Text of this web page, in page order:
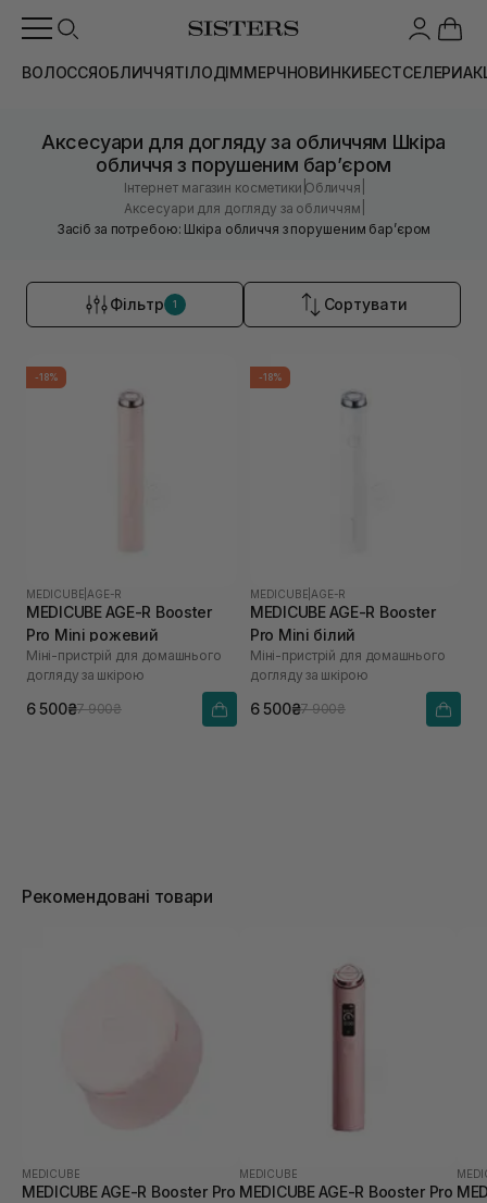
ВОЛОССЯОБЛИЧЧЯТІЛОДІММЕРЧНОВИНКИБЕСТСЕЛЕРИ
Аксесуари для догляду за обличчям Шкіра
обличчя з порушеним барʼєром
Інтернет магазин косметики |Обличчя
Аксесуари для догляду за обличчям
Засіб за потребою: Шкіра обличчя з порушеним барʼєром
Фільтр 1 Сортувати
-18%
MEDICUBE AGE-R
MEDICUBE AGE-R Booster
Pro Mini рожевий
Міні-пристрій для домашнього
догляду за шкірою
6 500₴7 900₴
-18%
MEDICUBE AGE-R
MEDICUBE AGE-R Booster
Pro Mini білий
Міні-пристрій для домашнього
догляду за шкірою
6 500₴7 900₴
Рекомендовані товари
MEDICUBE
MEDICUBE AGE-R Booster Pro
MEDICUBE
MEDICUBE AGE-R Booster Pro